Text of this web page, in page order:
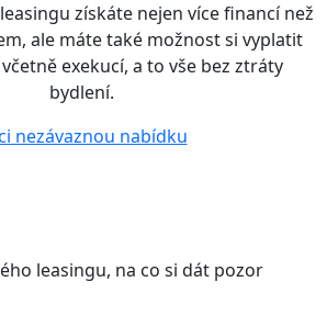
získáte nejen více financí než
ale máte také možnost si vyplatit
exekucí, a to vše bez ztráty
bydlení.
nezávaznou nabídku